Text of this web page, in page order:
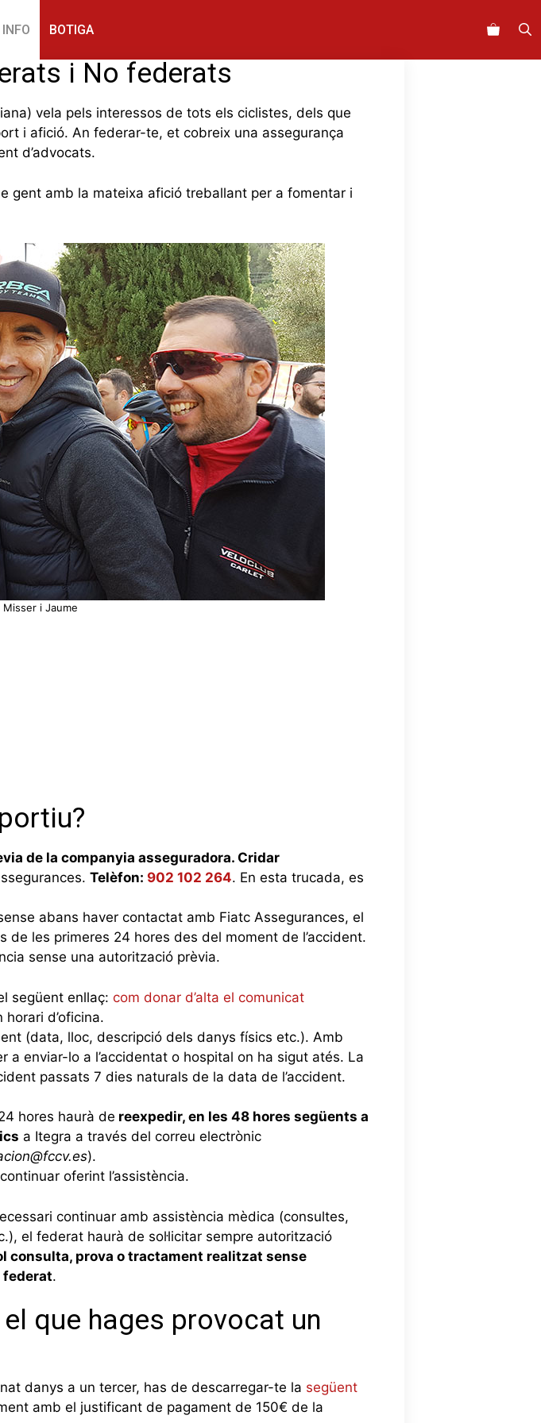
BOTIGA
i No federats
vela pels interessos de tots els ciclistes, dels que
i afició. An federar-te, et cobreix una assegurança
d’advocats.
gent amb la mateixa afició treballant per a fomentar i
i Jaume
de la companyia asseguradora. Cridar
Telèfon: 902 102 264. En esta trucada, es
abans haver contactat amb Fiatc Assegurances, el
les primeres 24 hores des del moment de l’accident.
sense una autorització prèvia.
següent enllaç: com donar d’alta el comunicat
d’oficina.
(data, lloc, descripció dels danys físics etc.). Amb
enviar-lo a l’accidentat o hospital on ha sigut atés. La
passats 7 dies naturals de la data de l’accident.
hores haurà de reexpedir, en les 48 hores següents a
a Itegra a través del correu electrònic
).
oferint l’assistència.
continuar amb assistència mèdica (consultes,
el federat haurà de sol·licitar sempre autorització
consulta, prova o tractament realitzat sense
federat.
que hages provocat un
danys a un tercer, has de descarregar-te la següent
amb el justificant de pagament de 150€ de la